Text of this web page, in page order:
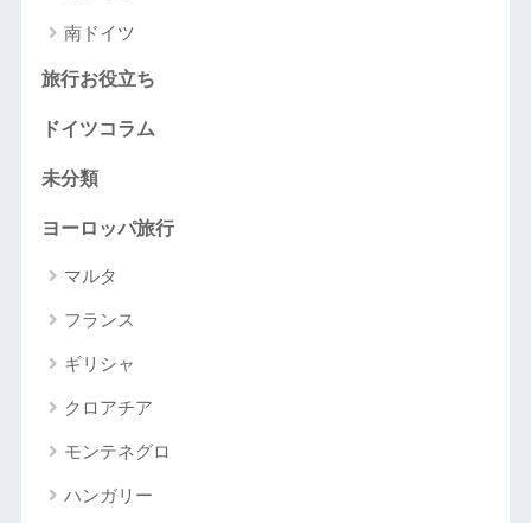
南ドイツ
旅行お役立ち
ドイツコラム
未分類
ヨーロッパ旅行
マルタ
フランス
ギリシャ
クロアチア
モンテネグロ
ハンガリー